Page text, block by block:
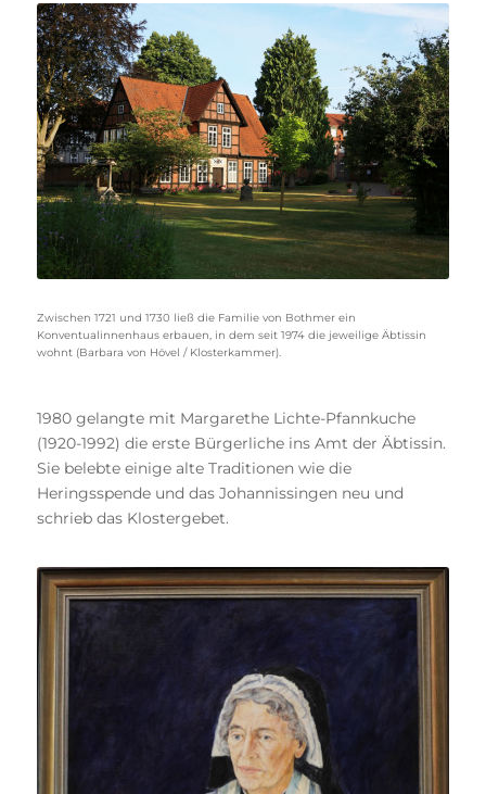
Zwischen 1721 und 1730 ließ die Familie von Bothmer ein
Konventualinnenhaus erbauen, in dem seit 1974 die jeweilige Äbtissin
wohnt (Barbara von Hövel / Klosterkammer).
1980 gelangte mit Margarethe Lichte-Pfannkuche
(1920-1992) die erste Bürgerliche ins Amt der Äbtissin.
Sie belebte einige alte Traditionen wie die
Heringsspende und das Johannissingen neu und
schrieb das Klostergebet.